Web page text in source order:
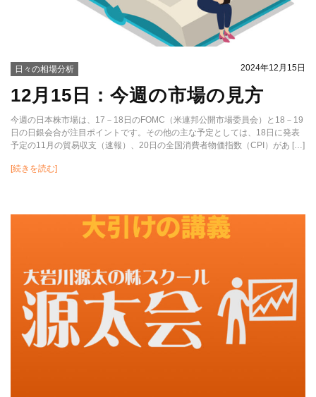
日々の相場分析 2024年12月15日
12月15日：今週の市場の見方
今週の日本株市場は、17－18日のFOMC（米連邦公開市場委員会）と18－19
日の日銀会合が注目ポイントです。その他の主な予定としては、18日に発表
予定の11月の貿易収支（速報）、20日の全国消費者物価指数（CPI）があ […]
[続きを読む]